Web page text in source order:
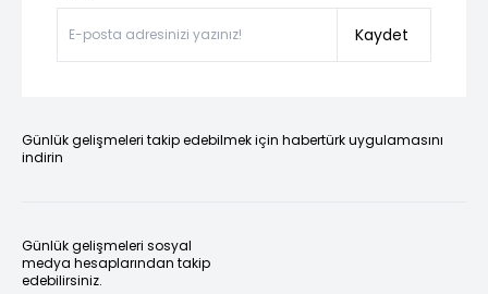
Kaydet
Günlük gelişmeleri takip edebilmek için habertürk uygulamasını
indirin
Günlük gelişmeleri sosyal
medya hesaplarından takip
edebilirsiniz.